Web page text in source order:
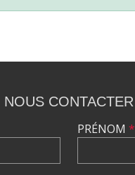
NOUS CONTACTER
PRÉNOM *